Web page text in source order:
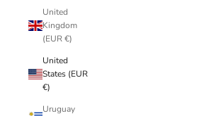
United
Kingdom
(EUR €)
United
States (EUR
€)
Uruguay